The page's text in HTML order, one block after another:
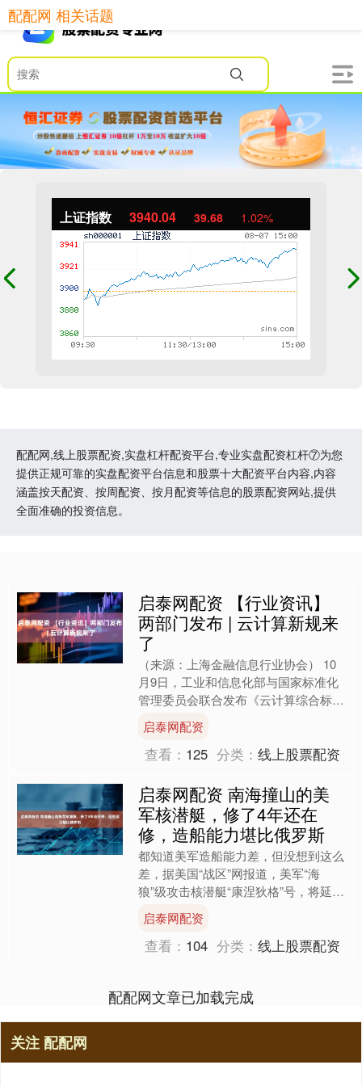
上证指数 3940.04 39.68 1.02%
配配网,线上股票配资,实盘杠杆配资平台,专业实盘配资杠杆⑦为您
提供正规可靠的实盘配资平台信息和股票十大配资平台内容,内容
涵盖按天配资、按周配资、按月配资等信息的股票配资网站,提供
全面准确的投资信息。
配配网 相关话题
启泰网配资 【行业资讯】
两部门发布 | 云计算新规来
了
（来源：上海金融信息行业协会） 10
月9日，工业和信息化部与国家标准化
管理委员会联合发布《云计算综合标准
化体系建设指南（2025版）》（简称
《指南》），从目标、....
启泰网配资
查看： 125 分类：线上股票配资
启泰网配资 南海撞山的美
军核潜艇，修了4年还在
修，造船能力堪比俄罗斯
都知道美军造船能力差，但没想到这么
差，据美国“战区”网报道，美军“海
狼”级攻击核潜艇“康涅狄格”号，将延迟
一年服役。按照预定计划，这艘核潜艇
应该在今年秋天完成维....
启泰网配资
查看： 104 分类：线上股票配资
配配网文章已加载完成
关注 配配网